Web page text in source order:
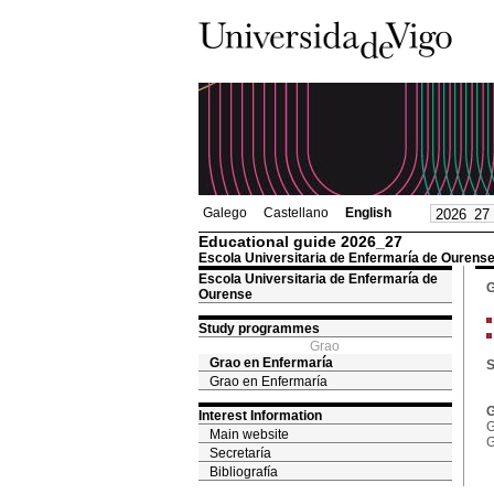
Galego Castellano English
Educational guide 2026_27
Escola Universitaria de Enfermaría de Ourense
Escola Universitaria de Enfermaría de
Ourense
Study programmes
Grao
Grao en Enfermaría
Grao en Enfermaría
Interest Information
Main website
Secretaría
Bibliografía